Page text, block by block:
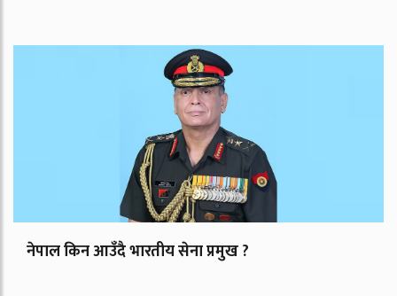
नेपाल किन आउँदै भारतीय सेना प्रमुख ?